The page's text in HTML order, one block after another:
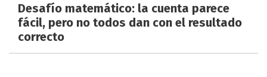
Desafío matemático: la cuenta parece
fácil, pero no todos dan con el resultado
correcto